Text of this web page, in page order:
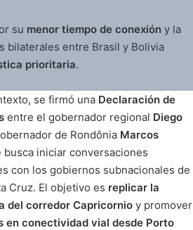
su menor tiempo de conexión y la
bilaterales entre Brasil y Bolivia
prioritaria.
se firmó una Declaración de
entre el gobernador regional Diego
de Rondônia Marcos
busca iniciar conversaciones
con los gobiernos subnacionales de
Cruz. El objetivo es replicar la
del corredor Capricornio y promover
en conectividad vial desde Porto